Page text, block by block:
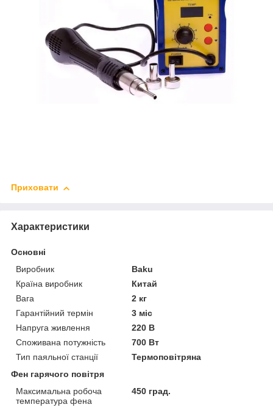
Приховати
Характеристики
Основні
Виробник
Baku
Країна виробник
Китай
Вага
2 кг
Гарантійний термін
3 міс
Напруга живлення
220 В
Споживана потужність
700 Вт
Тип паяльної станції
Термоповітряна
Фен гарячого повітря
Максимальна робоча
температура фена
450 град.